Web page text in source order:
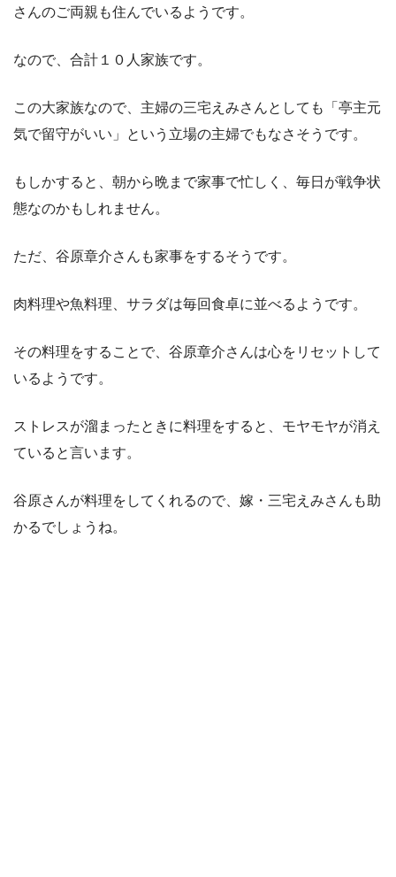
さんのご両親も住んでいるようです。
なので、合計１０人家族です。
この大家族なので、主婦の三宅えみさんとしても「亭主元
気で留守がいい」という立場の主婦でもなさそうです。
もしかすると、朝から晩まで家事で忙しく、毎日が戦争状
態なのかもしれません。
ただ、谷原章介さんも家事をするそうです。
肉料理や魚料理、サラダは毎回食卓に並べるようです。
その料理をすることで、谷原章介さんは心をリセットして
いるようです。
ストレスが溜まったときに料理をすると、モヤモヤが消え
ていると言います。
谷原さんが料理をしてくれるので、嫁・三宅えみさんも助
かるでしょうね。